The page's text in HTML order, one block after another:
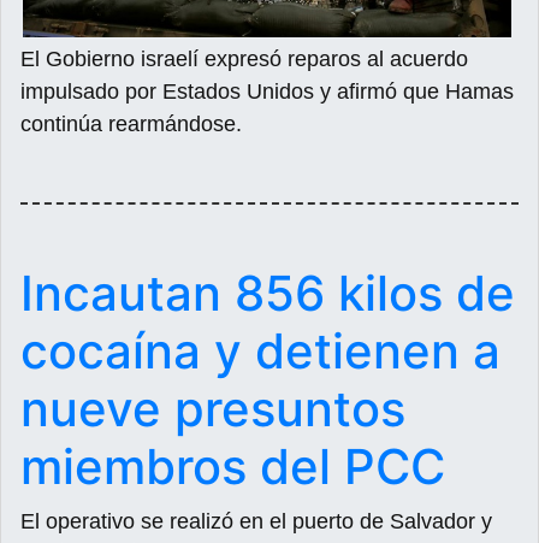
El Gobierno israelí expresó reparos al acuerdo
impulsado por Estados Unidos y afirmó que Hamas
continúa rearmándose.
Incautan 856 kilos de
cocaína y detienen a
nueve presuntos
miembros del PCC
El operativo se realizó en el puerto de Salvador y